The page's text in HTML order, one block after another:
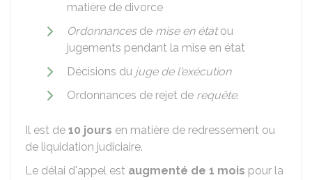
matière de divorce
Ordonnancesde mise en étatou
jugements pendant la mise en état
Décisions du juge de l'exécution
Ordonnances de rejet de requête.
Il est de 10 jours en matière de redressement ou
de liquidation judiciaire.
Le délai d'appel est augmenté de 1 mois pour la